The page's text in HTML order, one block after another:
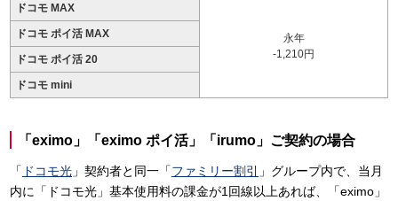
ドコモ MAX
永年
-1,210円
ドコモ ポイ活 MAX
ドコモ ポイ活 20
ドコモ mini
「eximo」「eximo ポイ活」「irumo」ご契約の場合
「 ドコモ光 」契約者と同一「ファミリー割引
」グループ内で、当月
内に「ドコモ光」基本使用料の課金が1回線以上あれば、「eximo」